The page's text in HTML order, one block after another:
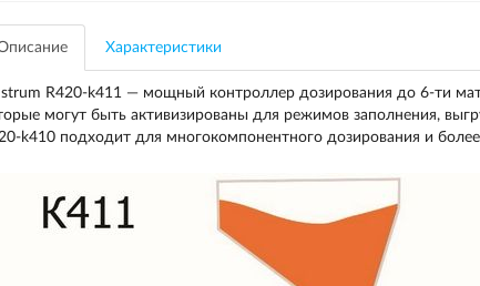
Характеристики
R420-k411 — мощный контроллер дозирования до 6-ти
могут быть активизированы для режимов заполнения,
k410 подходит для многокомпонентного дозирования и